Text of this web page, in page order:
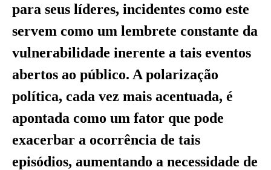
para seus líderes, incidentes como este
servem como um lembrete constante da
vulnerabilidade inerente a tais eventos
abertos ao público. A polarização
política, cada vez mais acentuada, é
apontada como um fator que pode
exacerbar a ocorrência de tais
episódios, aumentando a necessidade de